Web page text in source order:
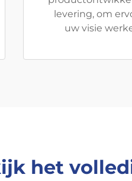
levering, om
uw visie
het